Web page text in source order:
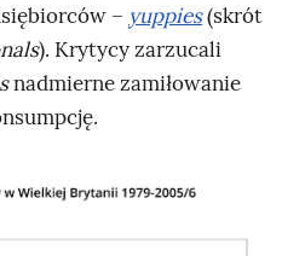
– yuppies(skrót
). Krytycy zarzucali
nadmierne zamiłowanie